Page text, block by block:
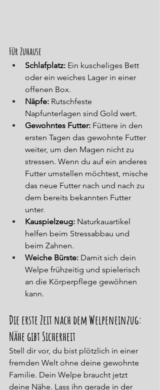
Für Zuhause
Schlafplatz: Ein kuscheliges Bett
oder ein weiches Lager in einer
offenen Box.
Näpfe: Rutschfeste
Napfunterlagen sind Gold wert.
Gewohntes Futter: Füttere in den
ersten Tagen das gewohnte Futter
weiter, um den Magen nicht zu
stressen. Wenn du auf ein anderes
Futter umstellen möchtest, mische
das neue Futter nach und nach zu
dem bereits bekannten Futter
unter.
Kauspielzeug: Naturkauartikel
helfen beim Stressabbau und
beim Zahnen.
Weiche Bürste: Damit sich dein
Welpe frühzeitig und spielerisch
an die Körperpflege gewöhnen
kann.
Die erste Zeit nach dem Welpeneinzug:
Nähe gibt Sicherheit
Stell dir vor, du bist plötzlich in einer
fremden Welt ohne deine gewohnte
Familie. Dein Welpe braucht jetzt
deine Nähe. Lass ihn gerade in der